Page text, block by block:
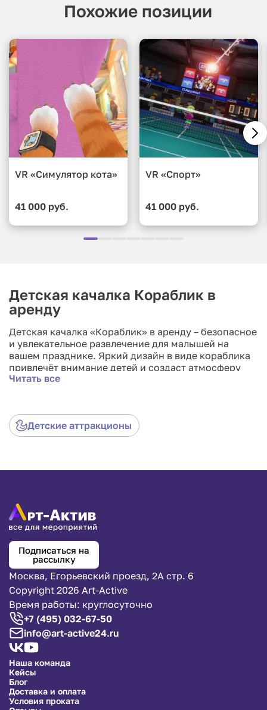
Похожие позиции
VR «Симулятор кота»
41 000 руб.
VR «Спорт»
41 000 руб.
Детская качалка Кораблик в
аренду
Детская качалка «Кораблик» в аренду – безопасное
и увлекательное развлечение для малышей на
вашем празднике. Яркий дизайн в виде кораблика
привлечёт внимание детей и создаст атмосферу
веселья и радости. Идеально подходит для
«Кораблик» и подарите маленьким гостям море
положительных эмоций!
Читать все
Детские аттракционы
Подписаться на
рассылку
Москва, Егорьевский проезд, 2А стр. 6
Copyright 2026 Art-Active
Время работы: круглосуточно
+7 (495) 032-67-50
info@art-active24.ru
Наша команда
Кейсы
Блог
Доставка и оплата
Условия проката